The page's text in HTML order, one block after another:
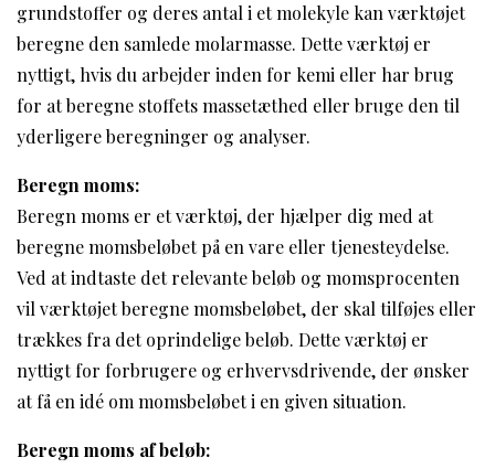
grundstoffer og deres antal i et molekyle kan værktøjet
beregne den samlede molarmasse. Dette værktøj er
nyttigt, hvis du arbejder inden for kemi eller har brug
for at beregne stoffets massetæthed eller bruge den til
yderligere beregninger og analyser.
Beregn moms:
Beregn moms er et værktøj, der hjælper dig med at
beregne momsbeløbet på en vare eller tjenesteydelse.
Ved at indtaste det relevante beløb og momsprocenten
vil værktøjet beregne momsbeløbet, der skal tilføjes eller
trækkes fra det oprindelige beløb. Dette værktøj er
nyttigt for forbrugere og erhvervsdrivende, der ønsker
at få en idé om momsbeløbet i en given situation.
Beregn moms af beløb: